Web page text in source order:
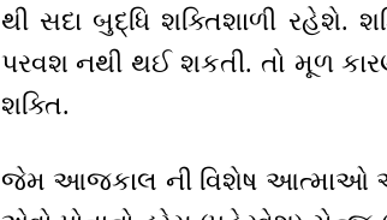
થી સદા બુદ્ધિ શક્તિશાળી રહેશે.
પરવશ નથી થઈ શકતી. તો મૂળ
શક્તિ.
જેમ આજકાલ ની વિશેષ આત્માઓ